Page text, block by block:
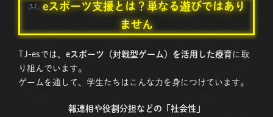
eスポーツ支援 とは？単なる遊びではあり
ません
TJ-esでは、 eスポーツ（対戦型ゲーム）を活用した療育に取
り組んでいます。
ゲームを通して、学生たちはこんな力を身につけています。
報連相や役割分担などの「社会性」